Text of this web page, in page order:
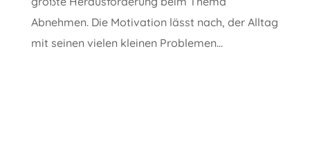
Abnehmen. Die Motivation lässt nach, der Alltag
mit seinen vielen kleinen Problemen...